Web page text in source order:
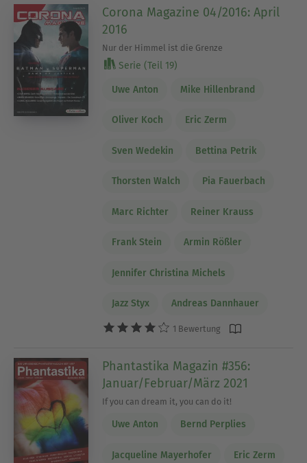
Corona Magazine 04/2016: April
2016
Nur der Himmel ist die Grenze
Serie (Teil 19)
Uwe Anton Mike Hillenbrand
Oliver Koch Eric Zerm
Sven Wedekin Bettina Petrik
Thorsten Walch Pia Fauerbach
Marc Richter Reiner Krauss
Frank Stein Armin Rößler
Jennifer Christina Michels
Jazz Styx Andreas Dannhauer
1 Bewertung
Phantastika Magazin #356:
Januar/Februar/März 2021
If you can dream it, you can do it!
Uwe Anton Bernd Perplies
Jacqueline Mayerhofer Eric Zerm